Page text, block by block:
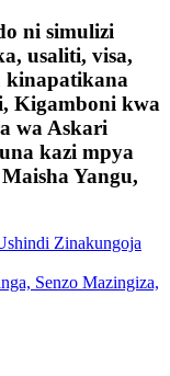
ni simulizi
usaliti, visa,
kinapatikana
Kigamboni kwa
wa Askari
kazi mpya
Yangu,
Zinakungoja
Senzo Mazingiza,